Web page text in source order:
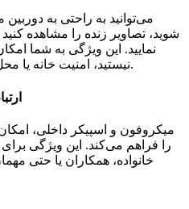
شوید، تصاویر زنده را مشاهده
نمایید. این ویژگی به شما
نیستید، امنیت خانه یا محل کارتان را زیر نظر داشته باشید.
میکروفون و اسپیکر داخلی،
را فراهم می‌کند. این ویژگی
خانواده، همکاران یا حتی